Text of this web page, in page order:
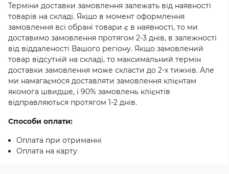
Терміни доставки замовлення залежать від наявності
товарів на складі. Якщо в момент оформлення
замовлення всі обрані товари є в наявності, то ми
доставимо замовлення протягом 2-3 днів, в залежності
від віддаленості Вашого регіону. Якщо замовлений
товар відсутній на складі, то максимальний термін
доставки замовлення може скласти до 2-х тижнів. Але
ми намагаємося доставляти замовлення клієнтам
якомога швидше, і 90% замовлень клієнтів
відправляються протягом 1-2 днів.
Способи оплати:
Оплата при отриманні
Оплата на карту